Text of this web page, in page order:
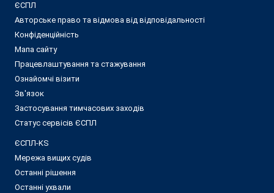
ЄСПЛ
Авторське право та відмова від відповідальності
Конфіденційність
Мапа сайту
Працевлаштування та стажування
Ознайомчі візити
Зв'язок
Застосування тимчасових заходів
Статус сервісів ЄСПЛ
ЄСПЛ-KS
Мережа вищих судів
Останні рішення
Останні ухвали